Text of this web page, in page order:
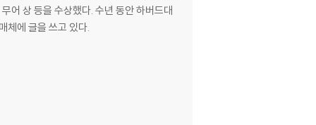
상 등을 수상했다. 수년 동안 하버드대
체에 글을 쓰고 있다.